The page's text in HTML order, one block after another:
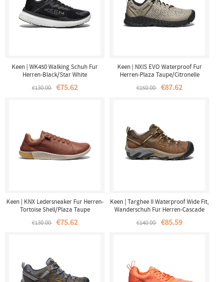
Keen | WK450 Walking Schuh Fur
Herren-Black/Star White
€130.00 €75.62
Keen | NXIS EVO Waterproof Fur
Herren-Plaza Taupe/Citronelle
€150.00 €87.62
Keen | KNX Ledersneaker Fur Herren-
Tortoise Shell/Plaza Taupe
€130.00 €75.62
Keen | Targhee II Waterproof Wide Fit,
Wanderschuh Fur Herren-Cascade
€140.00 €85.59